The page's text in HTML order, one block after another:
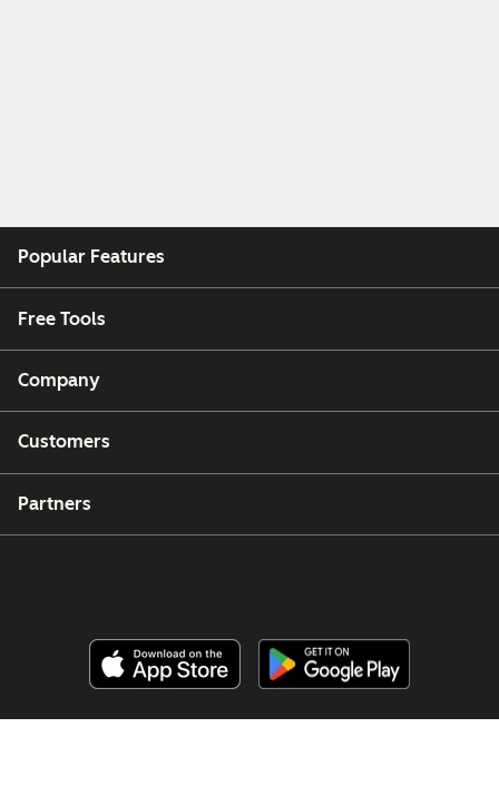
Popular Features
Free Tools
Company
Customers
Partners